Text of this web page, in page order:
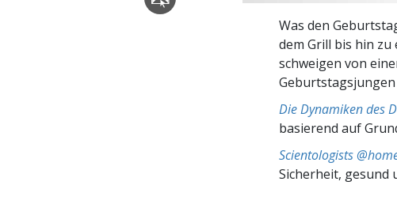
Was den
dem Grill bis hin zu
schweigen von
Die Dynamiken des
basierend auf
Scientologists
Sicherheit, gesund